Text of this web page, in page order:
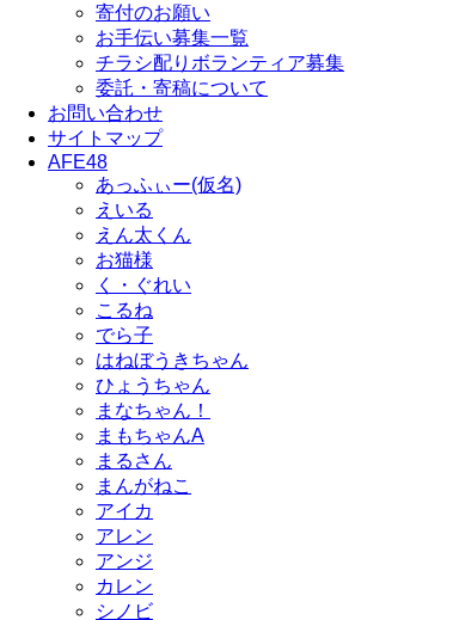
寄付のお願い
お手伝い募集一覧
チラシ配りボランティア募集
委託・寄稿について
お問い合わせ
サイトマップ
AFE48
あっふぃー(仮名)
えいる
えん太くん
お猫様
く・ぐれい
こるね
でら子
はねぼうきちゃん
ひょうちゃん
まなちゃん！
まもちゃんA
まるさん
まんがねこ
アイカ
アレン
アンジ
カレン
シノビ